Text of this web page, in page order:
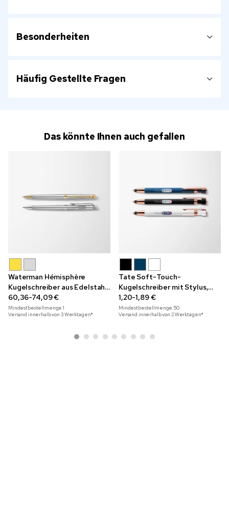
Besonderheiten
Häufig Gestellte Fragen
Das könnte Ihnen auch gefallen
Waterman Hémisphère
Kugelschreiber aus Edelstahl
mit Gravur in Geschenkbox
60,36-74,09 €
Mindestbestellmenge1
Versand innerhalb von 3 Werktagen*
Tate Soft-Touch-
Kugelschreiber mit Stylus,
Vollfarbdruck und Akzenten
in Roségold
1,20-1,89 €
Mindestbestellmenge 50
Versand innerhalb von 2 Werktagen*